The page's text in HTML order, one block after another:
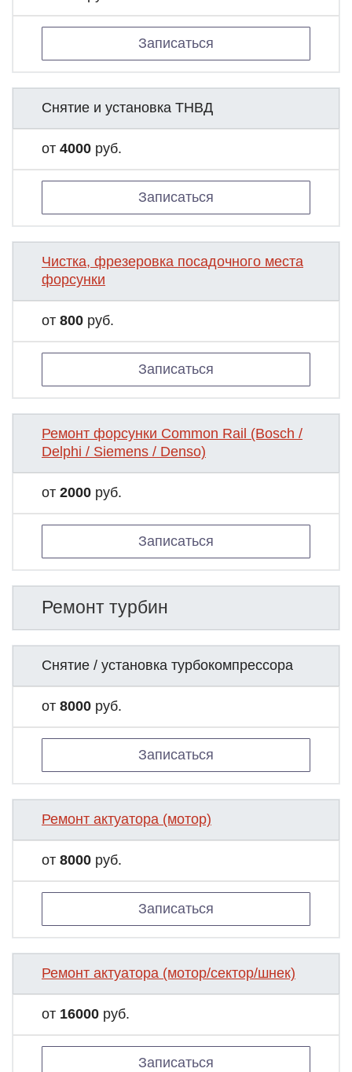
Записаться
Снятие и установка ТНВД
от 4000 руб.
Записаться
Чистка, фрезеровка посадочного места
форсунки
от 800 руб.
Записаться
Ремонт форсунки Common Rail (Bosch /
Delphi / Siemens / Denso)
от 2000 руб.
Записаться
Ремонт турбин
Снятие / установка турбокомпрессора
от 8000 руб.
Записаться
Ремонт актуатора (мотор)
от 8000 руб.
Записаться
Ремонт актуатора (мотор/сектор/шнек)
от 16000 руб.
Записаться